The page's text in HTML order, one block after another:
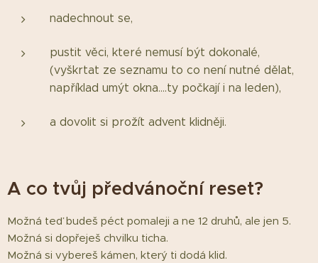
nadechnout se,
pustit věci, které nemusí být dokonalé,
(vyškrtat ze seznamu to co není nutné dělat,
například umýt okna....ty počkají i na leden),
a dovolit si prožít advent klidněji.
A co tvůj předvánoční reset?
Možná teď budeš péct pomaleji a ne 12 druhů, ale jen 5.
Možná si dopřeješ chvilku ticha.
Možná si vybereš kámen, který ti dodá klid.